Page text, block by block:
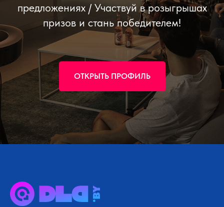
предложениях / Участвуй в розыгрышах
призов и стань победителем!
ОТКРЫТЬ ПРОФИЛЬ